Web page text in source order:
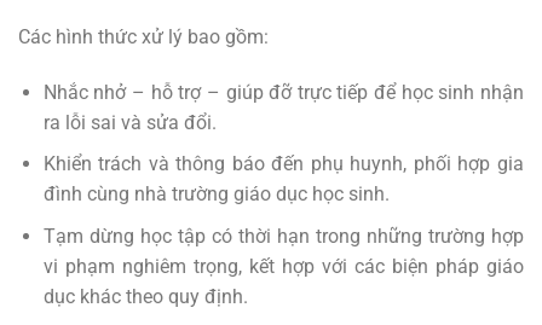
Các hình thức xử lý bao gồm:
Nhắc nhở – hỗ trợ – giúp đỡ trực tiếp để học sinh nhận
ra lỗi sai và sửa đổi.
Khiển trách và thông báo đến phụ huynh, phối hợp gia
đình cùng nhà trường giáo dục học sinh.
Tạm dừng học tập có thời hạn trong những trường hợp
vi phạm nghiêm trọng, kết hợp với các biện pháp giáo
dục khác theo quy định.